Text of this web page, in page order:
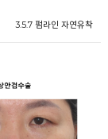
3.5.7 펌라인 자연유착